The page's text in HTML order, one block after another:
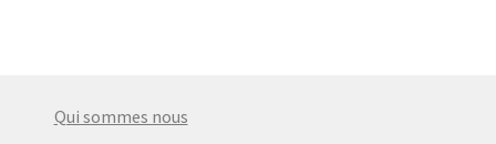
Qui sommes nous